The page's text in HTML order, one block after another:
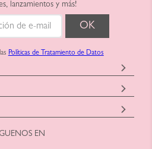
lanzamientos y más!
Políticas de Tratamiento de Datos
Marcas Cruelty Free
EN